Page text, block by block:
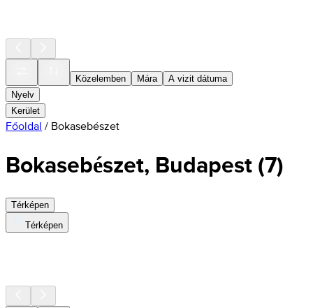
Közelemben Mára
A vizit dátuma
Nyelv
Kerület
Főoldal / Bokasebészet
Bokasebészet, Budapest(7)
Térképen
Térképen